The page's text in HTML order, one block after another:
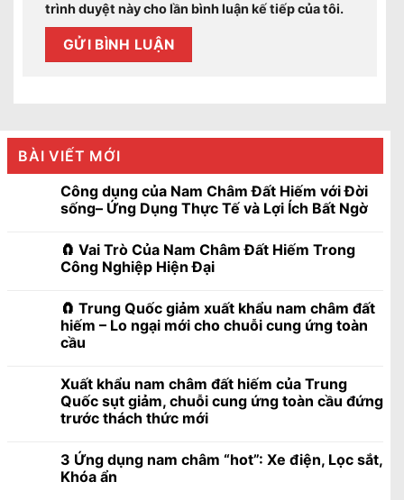
trình duyệt này cho lần bình luận kế tiếp của tôi.
BÀI VIẾT MỚI
Công dụng của Nam Châm Đất Hiếm với Đời
sống– Ứng Dụng Thực Tế và Lợi Ích Bất Ngờ
🧲 Vai Trò Của Nam Châm Đất Hiếm Trong
Công Nghiệp Hiện Đại
🧲 Trung Quốc giảm xuất khẩu nam châm đất
hiếm – Lo ngại mới cho chuỗi cung ứng toàn
cầu
Xuất khẩu nam châm đất hiếm của Trung
Quốc sụt giảm, chuỗi cung ứng toàn cầu đứng
trước thách thức mới
3 Ứng dụng nam châm “hot”: Xe điện, Lọc sắt,
Khóa ẩn